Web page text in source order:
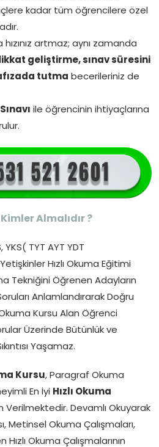
kadar tüm öğrencilere özel
artmaz; aynı zamanda
geliştirme, sınav süresini
tutma becerileriniz de
ile öğrencinin ihtiyaçlarına
Almalıdır ?
YKS( TYT AYT YDT
Hızlı Okuma Eğitimi
Tekniğini Öğrenen Adayların
Anlamlandırarak Doğru
Kursu Alan Öğrenci
Üzerinde Bütünlük ve
Yaşamaz.
Kursu , Paragraf Okuma
En İyi Hızlı Okuma
Devamlı Okuyarak
Metinsel Okuma Çalışmaları,
Okuma Çalışmalarının